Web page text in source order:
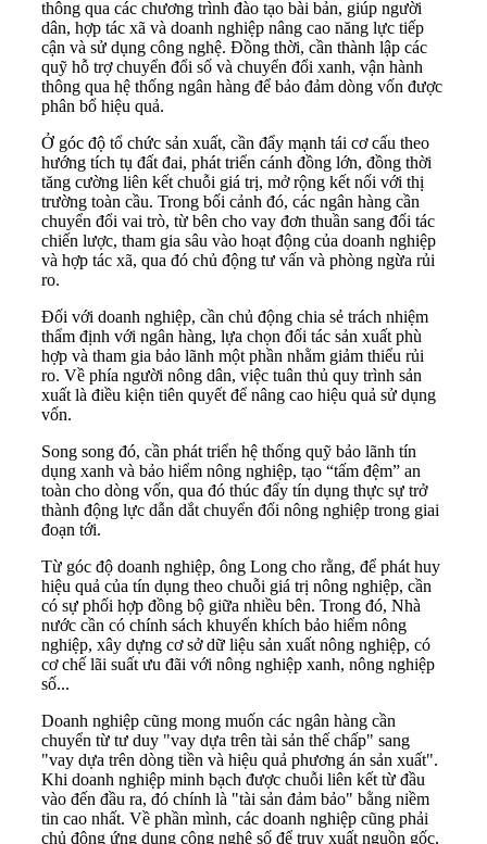
thông qua các chương trình đào tạo bài bản, giúp người
dân, hợp tác xã và doanh nghiệp nâng cao năng lực tiếp
cận và sử dụng công nghệ. Đồng thời, cần thành lập các
quỹ hỗ trợ chuyển đổi số và chuyển đổi xanh, vận hành
thông qua hệ thống ngân hàng để bảo đảm dòng vốn được
phân bổ hiệu quả.
Ở góc độ tổ chức sản xuất, cần đẩy mạnh tái cơ cấu theo
hướng tích tụ đất đai, phát triển cánh đồng lớn, đồng thời
tăng cường liên kết chuỗi giá trị, mở rộng kết nối với thị
trường toàn cầu. Trong bối cảnh đó, các ngân hàng cần
chuyển đổi vai trò, từ bên cho vay đơn thuần sang đối tác
chiến lược, tham gia sâu vào hoạt động của doanh nghiệp
và hợp tác xã, qua đó chủ động tư vấn và phòng ngừa rủi
ro.
Đối với doanh nghiệp, cần chủ động chia sẻ trách nhiệm
thẩm định với ngân hàng, lựa chọn đối tác sản xuất phù
hợp và tham gia bảo lãnh một phần nhằm giảm thiểu rủi
ro. Về phía người nông dân, việc tuân thủ quy trình sản
xuất là điều kiện tiên quyết để nâng cao hiệu quả sử dụng
vốn.
Song song đó, cần phát triển hệ thống quỹ bảo lãnh tín
dụng xanh và bảo hiểm nông nghiệp, tạo “tấm đệm” an
toàn cho dòng vốn, qua đó thúc đẩy tín dụng thực sự trở
thành động lực dẫn dắt chuyển đổi nông nghiệp trong giai
đoạn tới.
Từ góc độ doanh nghiệp, ông Long cho rằng, để phát huy
hiệu quả của tín dụng theo chuỗi giá trị nông nghiệp, cần
có sự phối hợp đồng bộ giữa nhiều bên. Trong đó, Nhà
nước cần có chính sách khuyến khích bảo hiểm nông
nghiệp, xây dựng cơ sở dữ liệu sản xuất nông nghiệp, có
cơ chế lãi suất ưu đãi với nông nghiệp xanh, nông nghiệp
số...
Doanh nghiệp cũng mong muốn các ngân hàng cần
chuyển từ tư duy "vay dựa trên tài sản thế chấp" sang
"vay dựa trên dòng tiền và hiệu quả phương án sản xuất".
Khi doanh nghiệp minh bạch được chuỗi liên kết từ đầu
vào đến đầu ra, đó chính là "tài sản đảm bảo" bằng niềm
tin cao nhất. Về phần mình, các doanh nghiệp cũng phải
chủ động ứng dụng công nghệ số để truy xuất nguồn gốc,